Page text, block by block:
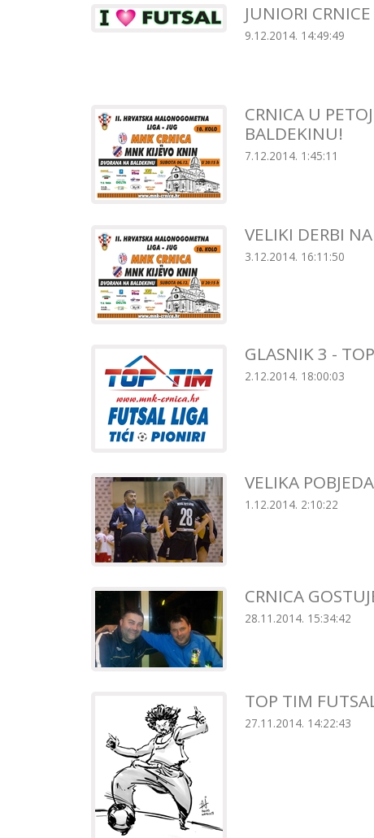
JUNIORI
9.12.2014. 14:49:49
CRNICA U
BALDEKINU!
7.12.2014. 1:45:11
VELIKI DERBI
3.12.2014. 16:11:50
GLASNIK 3 -
2.12.2014. 18:00:03
VELIKA
1.12.2014. 2:10:22
CRNICA
28.11.2014. 15:34:42
TOP TIM
27.11.2014. 14:22:43